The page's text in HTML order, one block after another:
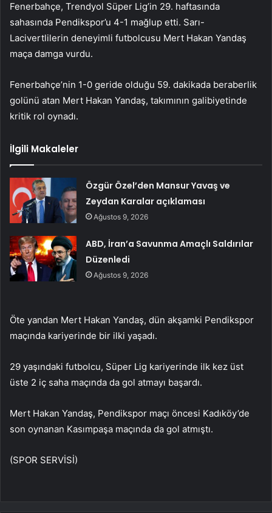
Fenerbahçe, Trendyol Süper Lig’in 29. haftasında
sahasında Pendikspor’u 4-1 mağlup etti. Sarı-
Lacivertlilerin deneyimli futbolcusu Mert Hakan Yandaş
maça damga vurdu.
Fenerbahçe’nin 1-0 geride olduğu 59. dakikada beraberlik
golünü atan Mert Hakan Yandaş, takımının galibiyetinde
kritik rol oynadı.
İlgili Makaleler
Özgür Özel’den Mansur Yavaş ve
Zeydan Karalar açıklaması
Ağustos 9, 2026
ABD, İran’a Savunma Amaçlı Saldırılar
Düzenledi
Ağustos 9, 2026
Öte yandan Mert Hakan Yandaş, dün akşamki Pendikspor
maçında kariyerinde bir ilki yaşadı.
29 yaşındaki futbolcu, Süper Lig kariyerinde ilk kez üst
üste 2 iç saha maçında da gol atmayı başardı.
Mert Hakan Yandaş, Pendikspor maçı öncesi Kadıköy’de
son oynanan Kasımpaşa maçında da gol atmıştı.
(SPOR SERVİSİ)